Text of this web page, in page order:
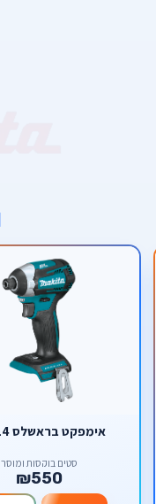
אימפקט בראשלס XDT14
סטים בוקסות ומוסך
₪550